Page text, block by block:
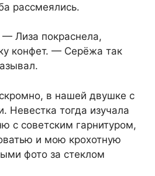
рассмеялись.
Лиза покраснела,
конфет. — Серёжа так
в нашей двушке с
Невестка тогда изучала
с советским гарнитуром,
и мою крохотную
фото за стеклом